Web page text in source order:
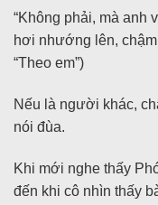
“Không phải, mà
hơi nhướng lên,
“Theo em”)
Nếu là người khác,
nói đùa.
Khi mới nghe thấy
đến khi cô nhìn thấy